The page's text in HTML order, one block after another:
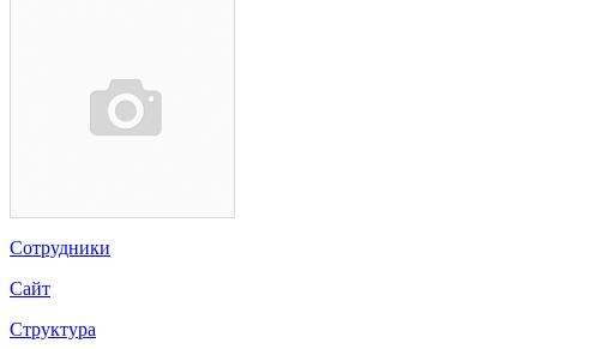
Сотрудники
Сайт
Структура